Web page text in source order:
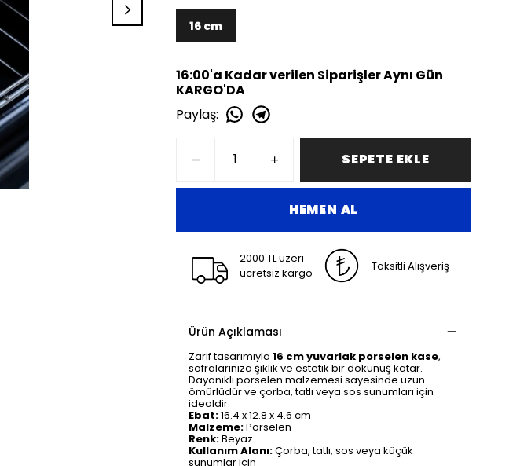
16 cm
16:00'a Kadar verilen Siparişler Aynı Gün
KARGO'DA
Paylaş:
SEPETE EKLE
HEMEN AL
2000 TL üzeri
ücretsiz kargo
Taksitli Alışveriş
Ürün Açıklaması
Zarif tasarımıyla 16 cm yuvarlak porselen kase,
sofralarınıza şıklık ve estetik bir dokunuş katar.
Dayanıklı porselen malzemesi sayesinde uzun
ömürlüdür ve çorba, tatlı veya sos sunumları için
idealdir.
Ebat:16.4 x 12.8 x 4.6 cm
Malzeme:Porselen
Renk:Beyaz
Kullanım Alanı:Çorba, tatlı, sos veya küçük
sunumlar için